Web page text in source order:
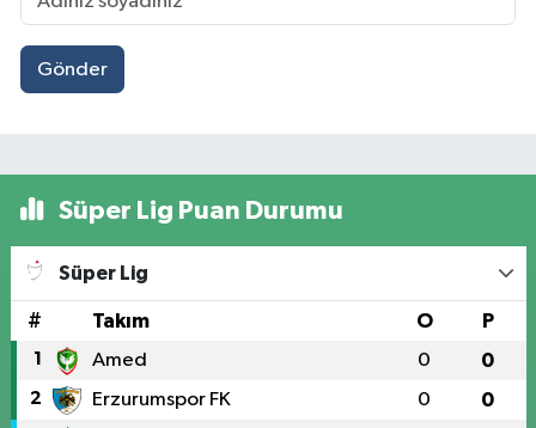
Gönder
Süper Lig Puan Durumu
Süper Lig
# Takım O P
1 Amed 0 0
2 Erzurumspor FK 0 0